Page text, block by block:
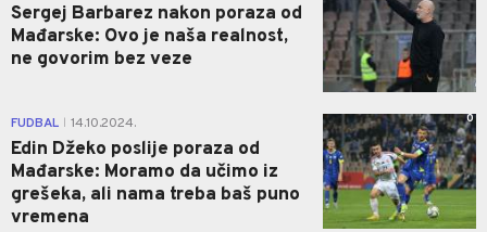
Sergej Barbarez nakon poraza od
Mađarske: Ovo je naša realnost,
ne govorim bez veze
FUDBAL 14.10.2024.
Edin Džeko poslije poraza od
Mađarske: Moramo da učimo iz
grešeka, ali nama treba baš puno
vremena
0